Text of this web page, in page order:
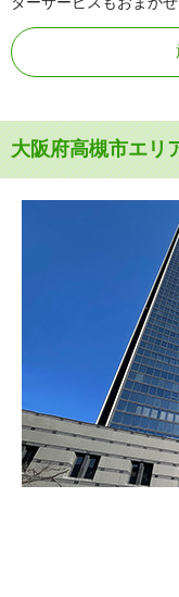
大阪府高槻市エリ